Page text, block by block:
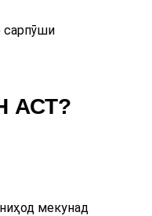
АСТ?
мекунад